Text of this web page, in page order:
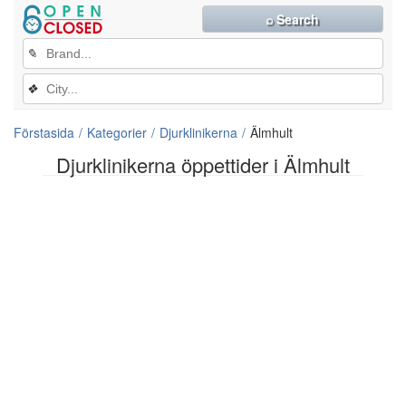
Djurklinikerna öppettider i Älmhult
✎
❖
⌕ Search
Förstasida Kategorier Djurklinikerna Älmhult